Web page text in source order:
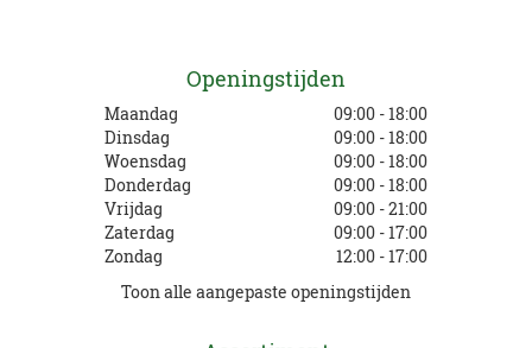
Openingstijden
Maandag
09:00 - 18:00
Dinsdag
09:00 - 18:00
Woensdag
09:00 - 18:00
Donderdag
09:00 - 18:00
Vrijdag
09:00 - 21:00
Zaterdag
09:00 - 17:00
Zondag
12:00 - 17:00
Toon alle aangepaste openingstijden